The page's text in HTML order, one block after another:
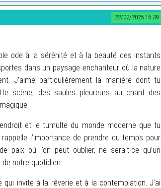
22/02/2025 16:39
ode à la sérénité et à la beauté des instants
dans un paysage enchanteur où la nature
J’aime particulièrement la manière dont tu
scène, des saules pleureurs au chant des
et le tumulte du monde moderne que tu
l’importance de prendre du temps pour
paix où l’on peut oublier, ne serait-ce qu’un
notre quotidien.
invite à la rêverie et à la contemplation. J’ai